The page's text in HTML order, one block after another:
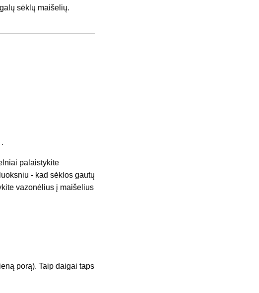
sėklų maišelių.
.
palaistykite
- kad sėklos gautų
vazonėlius į maišelius
porą). Taip daigai taps